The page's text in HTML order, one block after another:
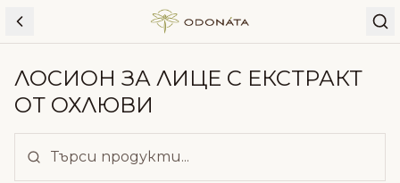
Skip to content
ЛОСИОН ЗА ЛИЦЕ С ЕКСТРАКТ
ОТ ОХЛЮВИ